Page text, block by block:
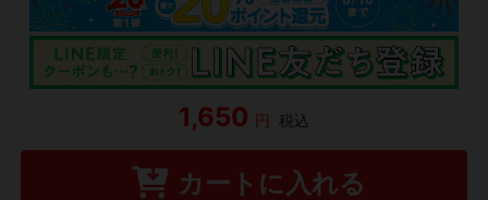
1,650 円 税込
カートに入れる